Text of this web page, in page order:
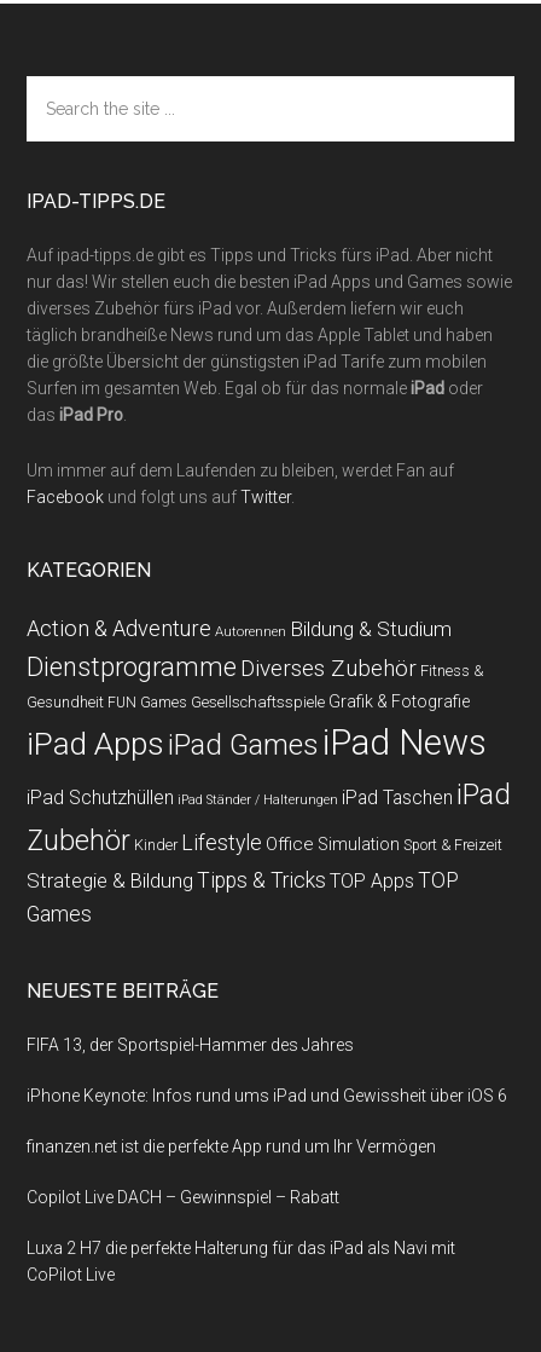
Footer
the
site
IPAD-TIPPS.DE
Auf ipad-tipps.de gibt es Tipps und Tricks fürs iPad. Aber nicht
nur das! Wir stellen euch die besten iPad Apps und Games sowie
diverses Zubehör fürs iPad vor. Außerdem liefern wir euch
täglich brandheiße News rund um das Apple Tablet und haben
die größte Übersicht der günstigsten iPad Tarife zum mobilen
Surfen im gesamten Web. Egal ob für das normaleiPad oder
dasiPad Pro
Um immer auf dem Laufenden zu bleiben, werdet Fan auf
Facebook und folgt uns aufTwitter.
KATEGORIEN
Action & Adventure Autorennen Bildung & Studium
Dienstprogramme Diverses Zubehör Fitness &
Gesundheit FUN Games Gesellschaftsspiele Grafik & Fotografie
iPad Apps iPad Games iPad News
iPad Schutzhüllen iPad Ständer / Halterungen iPad Taschen iPad
Zubehör Kinder Lifestyle Office Simulation Sport & Freizeit
Strategie & Bildung Tipps & Tricks TOP Apps TOP
Games
NEUESTE BEITRÄGE
FIFA 13, der Sportspiel-Hammer des Jahres
iPhone Keynote: Infos rund ums iPad und Gewissheit über iOS 6
finanzen.net ist die perfekte App rund um Ihr Vermögen
Copilot Live DACH – Gewinnspiel – Rabatt
Luxa 2 H7 die perfekte Halterung für das iPad als Navi mit
CoPilot Live